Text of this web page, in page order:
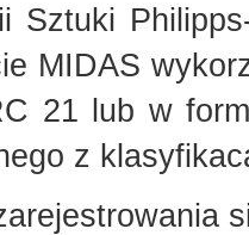
Sztuki
MIDAS
21 lub w
z